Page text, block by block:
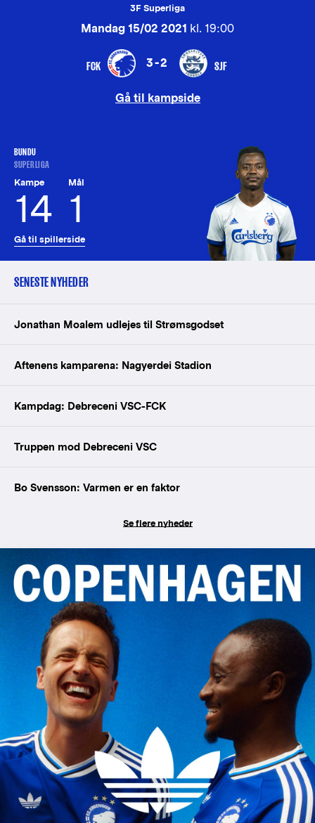
3F Superliga
Mandag 15/02 2021 kl. 19:00
FCK 3-2 SJF
Gå til kampside
BUNDU
SUPERLIGA
Kampe
14
Mål
1
Gå til spillerside
SENESTE NYHEDER
Jonathan Moalem udlejes til Strømsgodset
Aftenens kamparena: Nagyerdei Stadion
Kampdag: Debreceni VSC-FCK
Truppen mod Debreceni VSC
Bo Svensson: Varmen er en faktor
Se flere nyheder